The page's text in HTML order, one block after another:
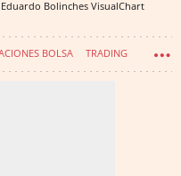
Eduardo Bolinches VisualChart
BOLSA TRADING